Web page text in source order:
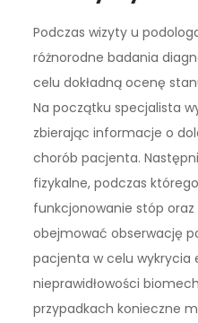
Podczas wizyty u
różnorodne badania
celu dokładną ocenę
Na początku specjalista
zbierając informacje o
chorób pacjenta.
fizykalne, podczas
funkcjonowanie stóp
obejmować obserwację
pacjenta w celu wykrycia
nieprawidłowości
przypadkach konieczne